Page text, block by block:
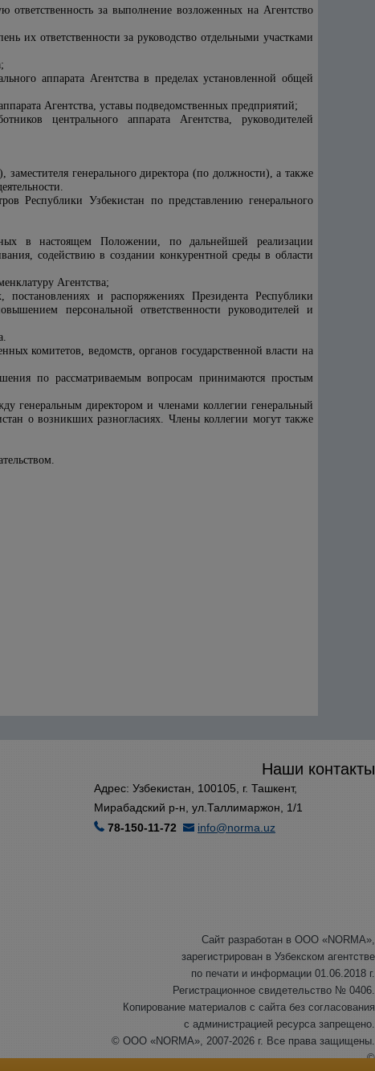
за выполнение возложенных на Агентство
их ответственности за руководство отдельными участками
аппарата Агентства в пределах установленной общей
Агентства, уставы подведомственных предприятий;
центрального аппарата Агентства, руководителей
заместителя генерального директора (по должности), а также
Республики Узбекистан по представлению генерального
в настоящем Положении, по дальнейшей реализации
содействию в создании конкурентной среды в области
Агентства;
и распоряжениях Президента Республики
персональной ответственности руководителей и
комитетов, ведомств, органов государственной власти на
по рассматриваемым вопросам принимаются простым
генеральным директором и членами коллегии генеральный
о возникших разногласиях. Члены коллегии могут также
Наши контакты
Адрес: Узбекистан, 100105, г. Ташкент,
Мирабадский р-н, ул.Таллимаржон, 1/1
78-150-11-72
info@norma.uz
Сайт разработан в ООО «NORMA»,
зарегистрирован в Узбекском агентстве
по печати и информации 01.06.2018 г.
Регистрационное свидетельство № 0406.
Копирование материалов с сайта без согласования
с администрацией ресурса запрещено.
© ООО «NORMA», 2007-2026 г. Все права защищены.
©